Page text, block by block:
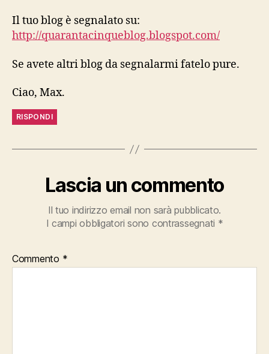
Il tuo blog è segnalato su:
http://quarantacinqueblog.blogspot.com/
Se avete altri blog da segnalarmi fatelo pure.
Ciao, Max.
RISPONDI
Lascia un commento
Il tuo indirizzo email non sarà pubblicato.
I campi obbligatori sono contrassegnati *
Commento *